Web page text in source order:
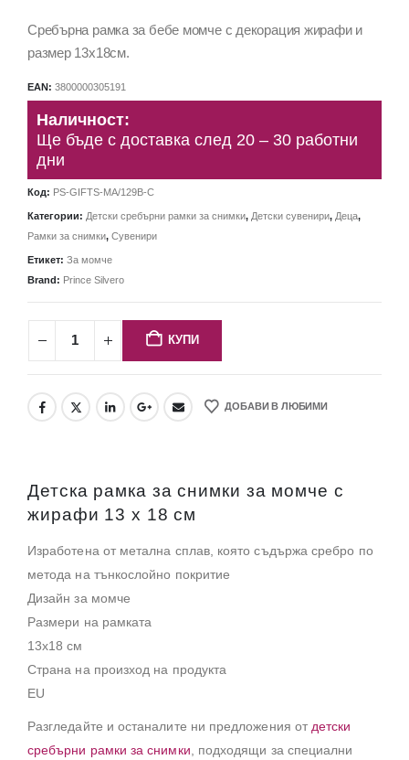
Сребърна рамка за бебе момче с декорация жирафи и
размер 13х18см.
EAN: 3800000305191
Наличност:
Ще бъде с доставка след 20 – 30 работни
дни
Код: PS-GIFTS-MA/129B-C
Категории: Детски сребърни рамки за снимки, Детски сувенири, Деца,
Рамки за снимки, Сувенири
Етикет: За момче
Brand: Prince Silvero
КУПИ
ДОБАВИ В ЛЮБИМИ
Детска рамка за снимки за момче с
жирафи 13 х 18 см
Изработена от метална сплав, която съдържа сребро по
метода на тънкослойно покритие
Дизайн за момче
Размери на рамката
13х18 см
Страна на произход на продукта
EU
Разгледайте и останалите ни предложения отдетски
сребърни рамки за снимки, подходящи за специални